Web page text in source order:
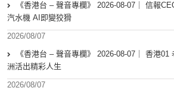
《香港台 – 聲音專欄》 2026-08-07｜ 信報
汽水機 AI即變狡猾
2026/08/07
《香港台 – 聲音專欄》 2026-08-07｜ 香港
洲活出精彩人生
2026/08/07